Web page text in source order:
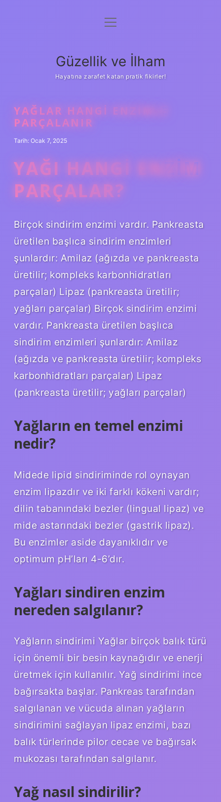
Anasayfa
Yasal Uyarı
menüyü
Güzellik ve İlham
Hayatına zarafet katan pratik fikirler!
YAĞLAR HANGI ENZIMLE
PARÇALANIR
Tarih: Ocak 7, 2025
YAĞI HANGI ENZIM
PARÇALAR?
Birçok sindirim enzimi vardır. Pankreasta
üretilen başlıca sindirim enzimleri
şunlardır: Amilaz (ağızda ve pankreasta
üretilir; kompleks karbonhidratları
parçalar) Lipaz (pankreasta üretilir;
yağları parçalar) Birçok sindirim enzimi
vardır. Pankreasta üretilen başlıca
sindirim enzimleri şunlardır: Amilaz
(ağızda ve pankreasta üretilir; kompleks
karbonhidratları parçalar) Lipaz
(pankreasta üretilir; yağları parçalar)
Yağların en temel enzimi
nedir?
Midede lipid sindiriminde rol oynayan
enzim lipazdır ve iki farklı kökeni vardır;
dilin tabanındaki bezler (lingual lipaz) ve
mide astarındaki bezler (gastrik lipaz).
Bu enzimler aside dayanıklıdır ve
optimum pH’ları 4-6’dır.
Yağları sindiren enzim
nereden salgılanır?
Yağların sindirimi Yağlar birçok balık türü
için önemli bir besin kaynağıdır ve enerji
üretmek için kullanılır. Yağ sindirimi ince
bağırsakta başlar. Pankreas tarafından
salgılanan ve vücuda alınan yağların
sindirimini sağlayan lipaz enzimi, bazı
balık türlerinde pilor cecae ve bağırsak
mukozası tarafından salgılanır.
Yağ nasıl sindirilir?